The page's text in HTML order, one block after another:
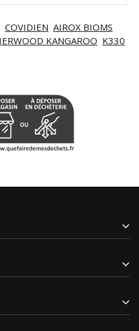
COVIDIEN AIROX BIOMS
KANGAROO K330